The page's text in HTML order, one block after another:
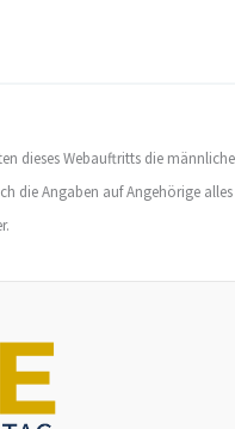
dieses Webauftritts die männliche
die Angaben auf Angehörige alles